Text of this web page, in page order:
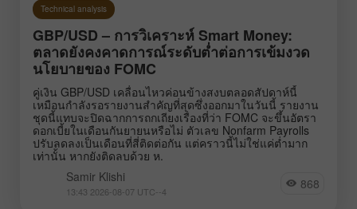
EURUSD
USDCHF
USDCAD
USDJPY
GBPJPY
EURGBP
EURJPY
NZDUSD
EURNZD
Silver
Gold
Analysts:
Technical analysis
GBP/USD – การวิเคราะห์ Smart Money:
ตลาดยังคงคาดการณ์ระดับต่ำต่อการเข้มงวด
นโยบายของ FOMC
คู่เงิน GBP/USD เคลื่อนไหวค่อนข้างสงบตลอดสัปดาห์นี้
เหมือนกำลังรอรายงานสำคัญที่สุดซึ่งออกมาในวันนี้ รายงาน
ชุดนี้แทบจะปิดฉากการถกเถียงเรื่องที่ว่า FOMC จะขึ้นอัตรา
ดอกเบี้ยในเดือนกันยายนหรือไม่ ตัวเลข Nonfarm Payrolls
ปรับลดลงเป็นเดือนที่สี่ติดต่อกัน แต่คราวนี้ไม่ใช่แค่ต่ำมาก
เท่านั้น หากยังติดลบด้วย ห.
Samir Klishi
13:43 2026-08-07 UTC--4 868